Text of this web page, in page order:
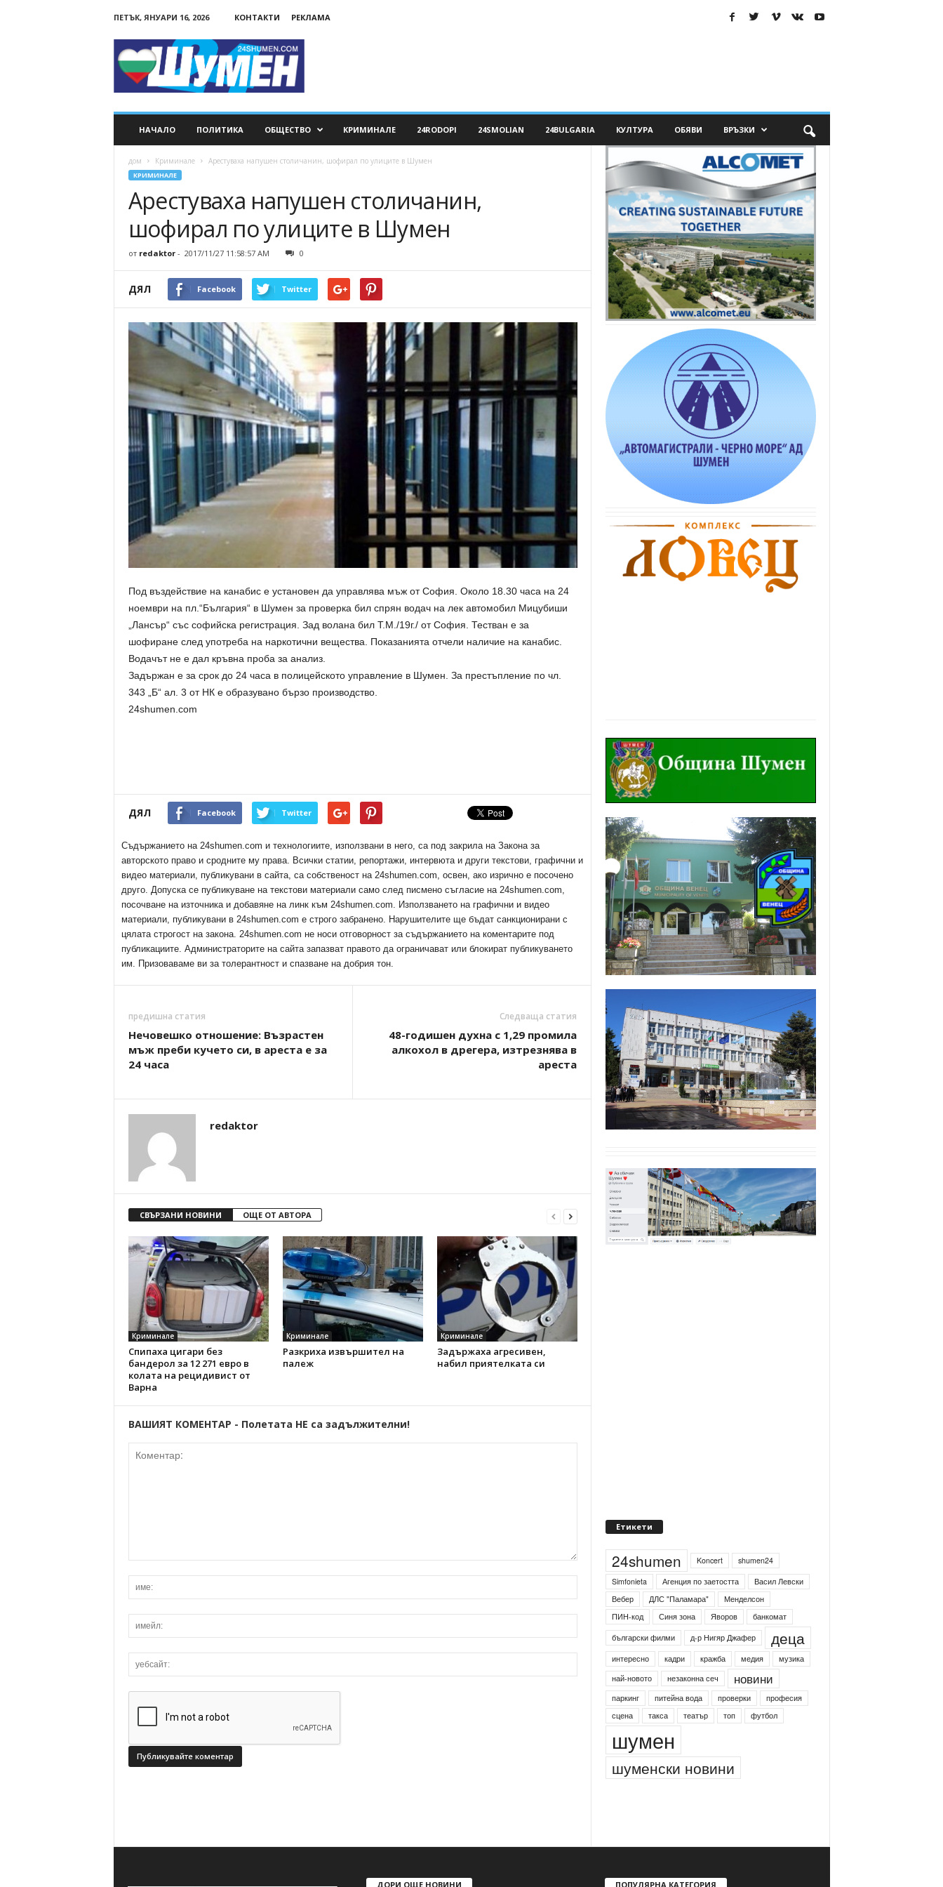
ПЕТЪК, ЯНУАРИ 16, 2026 КОНТАКТИ РЕКЛАМА
НАЧАЛО ПОЛИТИКА ОБЩЕСТВО КРИМИНАЛЕ 24RODOPI 24SMOLIAN 24BULGARIA КУЛТУРА ОБЯВИ ВРЪЗКИ
дом Криминале Арестуваха напушен столичанин, шофирал по улиците в Шумен
КРИМИНАЛЕ
Арестуваха напушен столичанин,
шофирал по улиците в Шумен
от redaktor- 2017/11/27 11:58:57 AM 0
ДЯЛ Facebook Twitter
Под въздействие на канабис е установен да управлява мъж от София. Около 18.30 часа на 24
ноември на пл.“България“ в Шумен за проверка бил спрян водач на лек автомобил Мицубиши
„Лансър“ със софийска регистрация. Зад волана бил Т.М./19г./ от София. Тестван е за
шофиране след употреба на наркотични вещества. Показанията отчели наличие на канабис.
Водачът не е дал кръвна проба за анализ.
Задържан е за срок до 24 часа в полицейското управление в Шумен. За престъпление по чл.
343 „Б“ ал. 3 от НК е образувано бързо производство.
24shumen.com
ДЯЛ Facebook Twitter
Съдържанието на 24shumen.com и технологиите, използвани в него, са под закрила на Закона за
авторското право и сродните му права. Всички статии, репортажи, интервюта и други текстови, графични и
видео материали, публикувани в сайта, са собственост на 24shumen.com, освен, ако изрично е посочено
друго. Допуска се публикуване на текстови материали само след писмено съгласие на 24shumen.com,
посочване на източника и добавяне на линк към 24shumen.com. Използването на графични и видео
материали, публикувани в 24shumen.com е строго забранено. Нарушителите ще бъдат санкционирани с
цялата строгост на закона. 24shumen.com не носи отговорност за съдържанието на коментарите под
публикациите. Администраторите на сайта запазват правото да ограничават или блокират публикуването
им. Призоваваме ви за толерантност и спазване на добрия тон.
предишна статия
Нечовешко отношение: Възрастен
мъж преби кучето си, в ареста е за
24 часа
Следваща статия
48-годишен духна с 1,29 промила
алкохол в дрегера, изтрезнява в
ареста
redaktor
СВЪРЗАНИ НОВИНИ ОЩЕ ОТ АВТОРА
Криминале
Спипаха цигари без
бандерол за 12 271 евро в
колата на рецидивист от
Варна
Криминале
Разкриха извършител на
палеж
Криминале
Задържаха агресивен,
набил приятелката си
ВАШИЯТ КОМЕНТАР - Полетата НЕ са задължителни!
Етикети
24shumen Koncert
shumen24
Simfonieta
Агенция по заетостта
Васил Левски
Вебер
ДЛС "Паламара"
Менделсон
ПИН-код
Синя зона Яворов
банкомат
български филми
д-р Нигяр Джафер деца
интересно кадри кражба медия
музика
най-новото
незаконна сеч новини
паркинг питейна вода проверки
професия
сцена
такса театър топ футбол
шумен
шуменски новини
ДОРИ ОЩЕ НОВИНИ ПОПУЛЯРНА КАТЕГОРИЯ